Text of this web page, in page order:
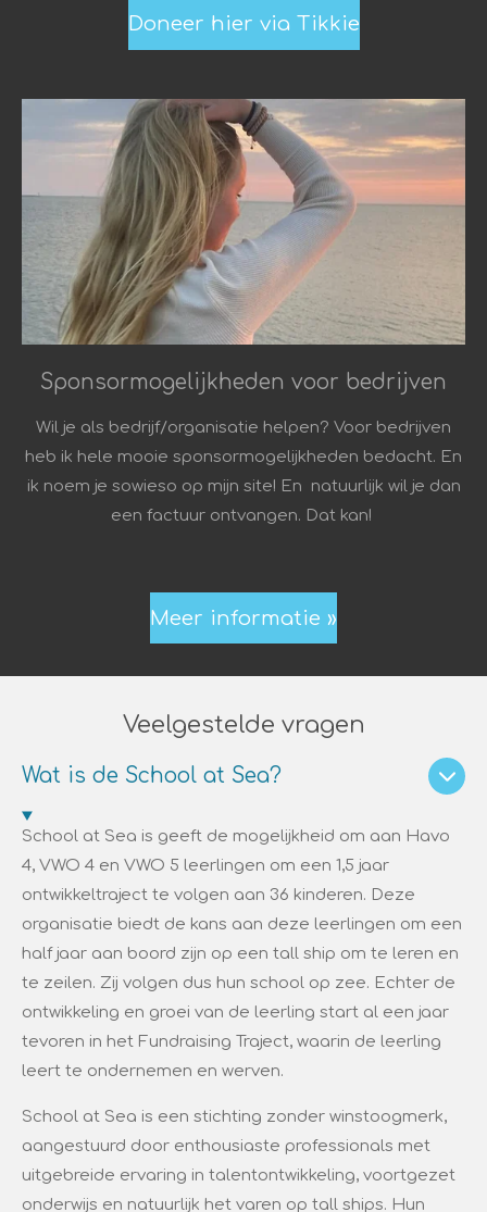
Doneer hier via Tikkie
Sponsormogelijkheden voor bedrijven
Wil je als bedrijf/organisatie helpen? Voor bedrijven
heb ik hele mooie sponsormogelijkheden bedacht. En
ik noem je sowieso op mijn site! En natuurlijk wil je dan
een factuur ontvangen. Dat kan!
Meer informatie »
Veelgestelde vragen
Wat is de School at Sea?
School at Sea is geeft de mogelijkheid om aan Havo
4, VWO 4 en VWO 5 leerlingen om een 1,5 jaar
ontwikkeltraject te volgen aan 36 kinderen. Deze
organisatie biedt de kans aan deze leerlingen om een
half jaar aan boord zijn op een tall ship om te leren en
te zeilen. Zij volgen dus hun school op zee. Echter de
ontwikkeling en groei van de leerling start al een jaar
tevoren in het Fundraising Traject, waarin de leerling
leert te ondernemen en werven.
School at Sea is een stichting zonder winstoogmerk,
aangestuurd door enthousiaste professionals met
uitgebreide ervaring in talentontwikkeling, voortgezet
onderwijs en natuurlijk het varen op tall ships. Hun